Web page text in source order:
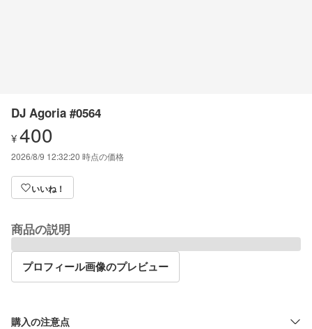
DJ Agoria #0564
¥400
2026/8/9 12:32:20 時点の価格
いいね！
商品の説明
プロフィール画像のプレビュー
購入の注意点